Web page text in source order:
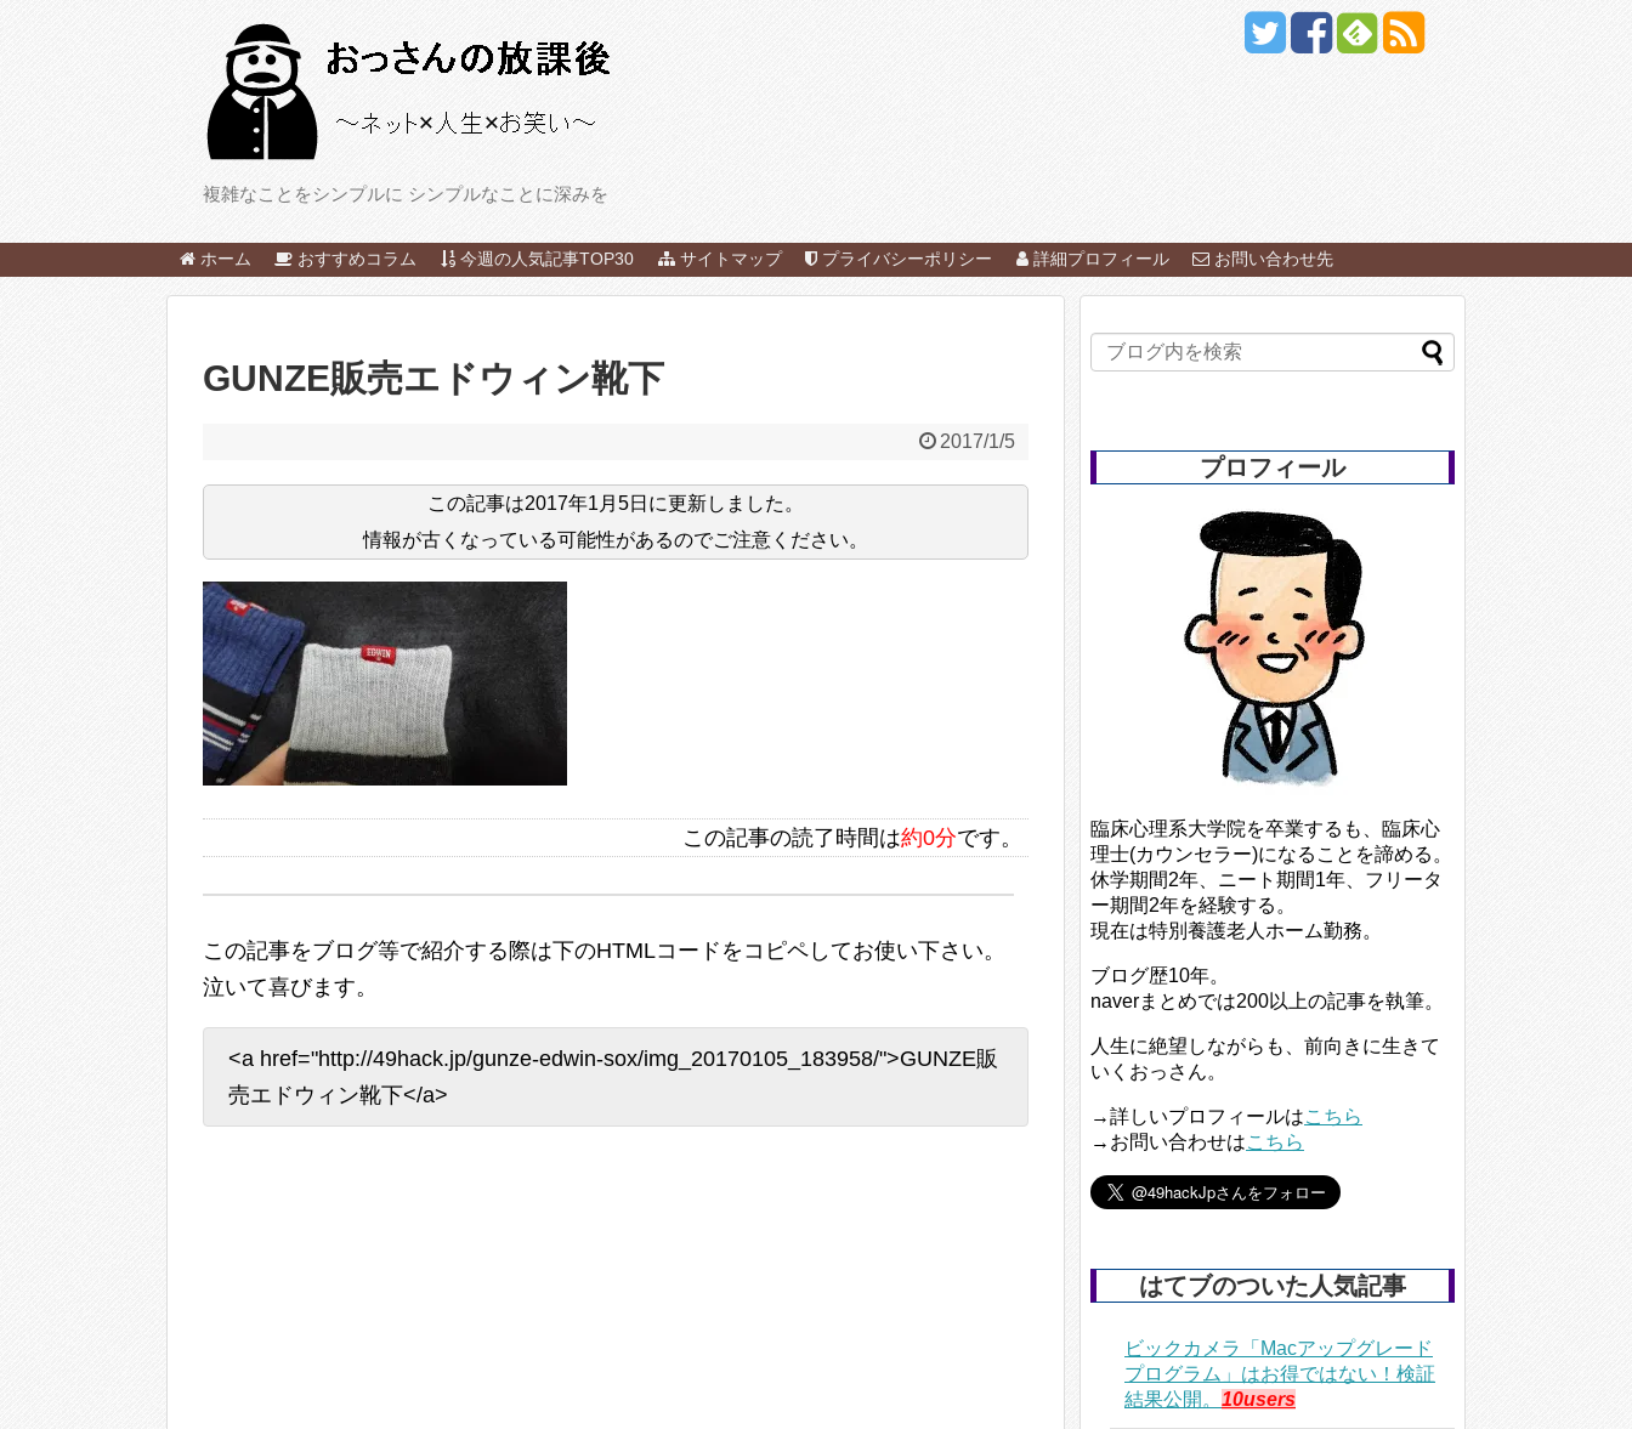
複雑なことをシンプルに シンプルなことに深みを
ホーム おすすめコラム 今週の人気記事TOP30 サイトマップ プライバシーポリシー 詳細プロフィール お問い合わせ先
GUNZE販売エドウィン靴下
2017/1/5
この記事は2017年1月5日 に更新しました。
情報が古くなっている可能性があるのでご注意ください。
この記事の読了時間は約0分です。
この記事をブログ等で紹介する際は下のHTMLコードをコピペしてお使い下さい。
泣いて喜びます。
<a href="http://49hack.jp/gunze-edwin-sox/img_20170105_183958/">GUNZE販
売エドウィン靴下</a>
プロフィール
臨床心理系大学院を卒業するも、臨床心
理士(カウンセラー)になることを諦める。
休学期間2年、ニート期間1年、フリータ
ー期間2年を経験する。
現在は特別養護老人ホーム勤務。
ブログ歴10年。
naverまとめでは200以上の記事を執筆。
人生に絶望しながらも、前向きに生きて
いくおっさん。
→詳しいプロフィールはこちら
→お問い合わせはこちら
はてブのついた人気記事
ビックカメラ「Macアップグレード
プログラム」はお得ではない！検証
結果公開。 10users